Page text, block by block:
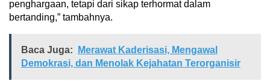
penghargaan, tetapi dari sikap terhormat dalam
bertanding,” tambahnya.
Baca Juga:
Merawat Kaderisasi, Mengawal
Demokrasi, dan Menolak Kejahatan Terorganisir